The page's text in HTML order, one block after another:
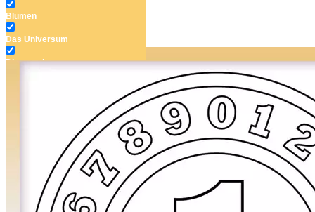
Blumen
Das Universum
Dinosaurier
Halloween und Herbst
Haus und Wohnen
Märchen und Feen
Nummer 0